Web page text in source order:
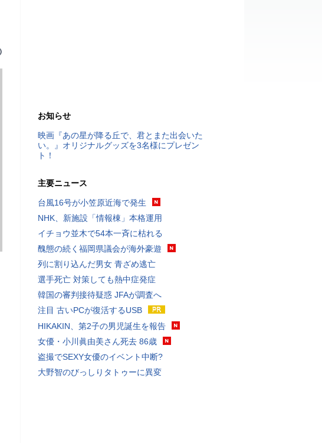
お知らせ
映画『あの星が降る丘で、君とまた出会いた
い。』オリジナルグッズを3名様にプレゼン
ト！
主要ニュース
台風16号が小笠原近海で発生
NHK、新施設「情報棟」本格運用
イチョウ並木で54本一斉に枯れる
醜態の続く福岡県議会が海外豪遊
列に割り込んだ男女 青ざめ逃亡
選手死亡 対策しても熱中症発症
韓国の審判接待疑惑 JFAが調査へ
注目 古いPCが復活するUSB
HIKAKIN、第2子の男児誕生を報告
女優・小川眞由美さん死去 86歳
盗撮でSEXY女優のイベント中断?
大野智のびっしりタトゥーに異変